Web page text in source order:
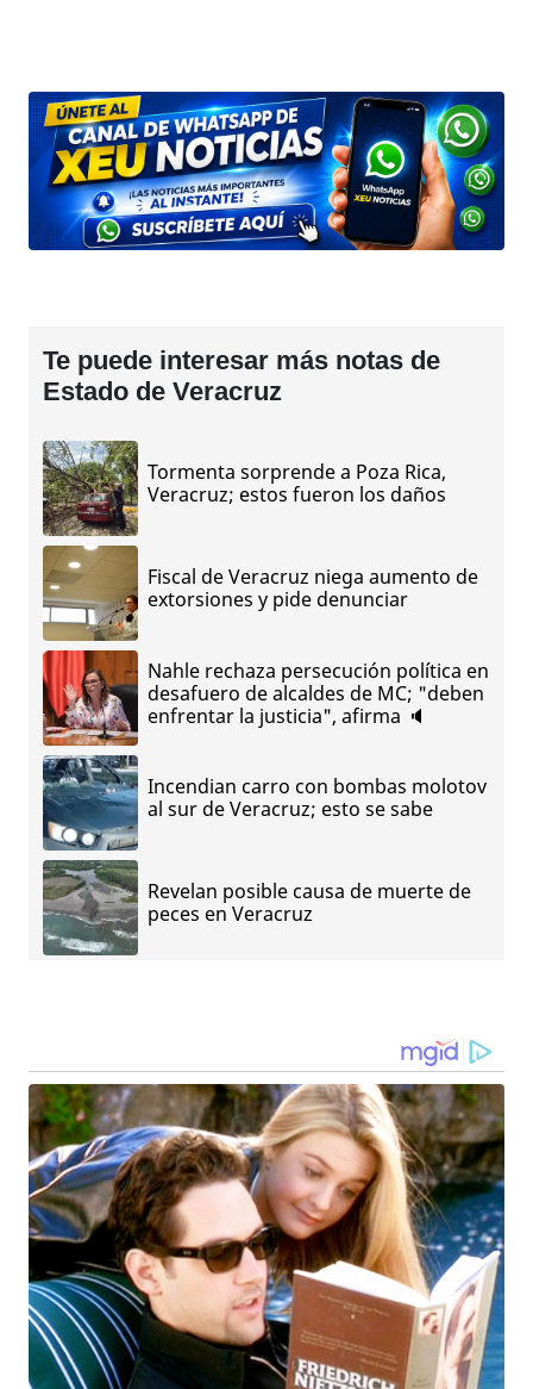
Te puede interesar más notas de
Estado de Veracruz
Tormenta sorprende a Poza Rica,
Veracruz; estos fueron los daños
Fiscal de Veracruz niega aumento de
extorsiones y pide denunciar
Nahle rechaza persecución política en
desafuero de alcaldes de MC; "deben
enfrentar la justicia", afirma 🔈
Incendian carro con bombas molotov
al sur de Veracruz; esto se sabe
Revelan posible causa de muerte de
peces en Veracruz